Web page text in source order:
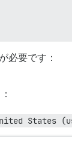
必要です：
States